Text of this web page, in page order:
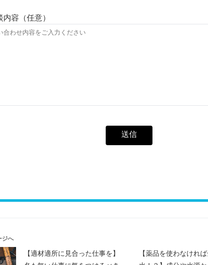
内容（任意）
ジへ
【適材適所に見合った仕事を】
【薬品を使わなけれ